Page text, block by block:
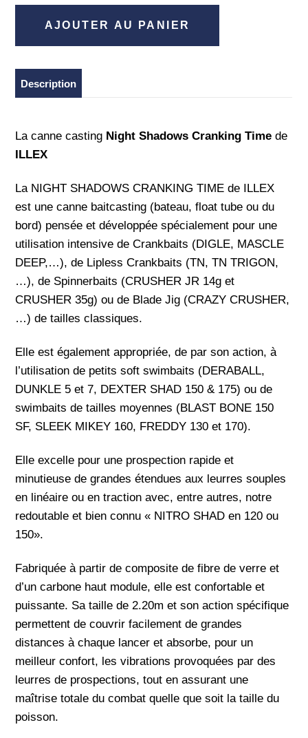
Night
Shadows
12-
2,21m
Cranking
-
Illex
AJOUTER AU PANIER
Description
La canne casting Night Shadows Cranking Time de
ILLEX
La NIGHT SHADOWS CRANKING TIME de ILLEX
est une canne baitcasting (bateau, float tube ou du
bord) pensée et développée spécialement pour une
utilisation intensive de Crankbaits (DIGLE, MASCLE
DEEP,…), de Lipless Crankbaits (TN, TN TRIGON,
…), de Spinnerbaits (CRUSHER JR 14g et
CRUSHER 35g) ou de Blade Jig (CRAZY CRUSHER,
…) de tailles classiques.
Elle est également appropriée, de par son action, à
l’utilisation de petits soft swimbaits (DERABALL,
DUNKLE 5 et 7, DEXTER SHAD 150 & 175) ou de
swimbaits de tailles moyennes (BLAST BONE 150
SF, SLEEK MIKEY 160, FREDDY 130 et 170).
Elle excelle pour une prospection rapide et
minutieuse de grandes étendues aux leurres souples
en linéaire ou en traction avec, entre autres, notre
redoutable et bien connu « NITRO SHAD en 120 ou
150».
Fabriquée à partir de composite de fibre de verre et
d’un carbone haut module, elle est confortable et
puissante. Sa taille de 2.20m et son action spécifique
permettent de couvrir facilement de grandes
distances à chaque lancer et absorbe, pour un
meilleur confort, les vibrations provoquées par des
leurres de prospections, tout en assurant une
maîtrise totale du combat quelle que soit la taille du
poisson.